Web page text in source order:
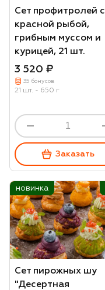
Сет профитролей с
красной рыбой,
грибным муссом и
курицей, 21 шт.
3 520 ₽
35 бонусов
21 шт. - 650 г
Заказать
новинка
Сет пирожных шу
"Десертная